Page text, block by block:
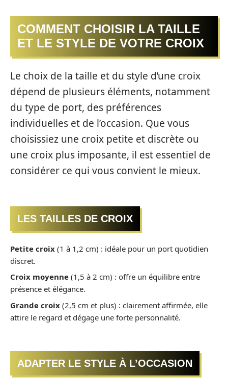
COMMENT CHOISIR LA TAILLE
ET LE STYLE DE VOTRE CROIX
Le choix de la taille et du style d’une croix
dépend de plusieurs éléments, notamment
du type de port, des préférences
individuelles et de l’occasion. Que vous
choisissiez une croix petite et discrète ou
une croix plus imposante, il est essentiel de
considérer ce qui vous convient le mieux.
LES TAILLES DE CROIX
Petite croix (1 à 1,2 cm) : idéale pour un port quotidien
discret.
Croix moyenne (1,5 à 2 cm) : offre un équilibre entre
présence et élégance.
Grande croix (2,5 cm et plus) : clairement affirmée, elle
attire le regard et dégage une forte personnalité.
ADAPTER LE STYLE À L’OCCASION